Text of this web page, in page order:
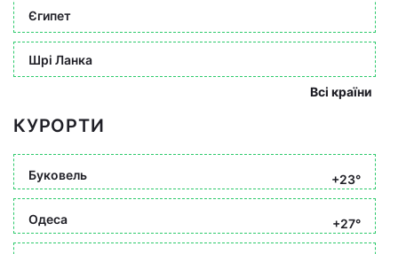
Єгипет
Шрі Ланка
Всі країни
КУРОРТИ
Буковель +23°
Одеса +27°